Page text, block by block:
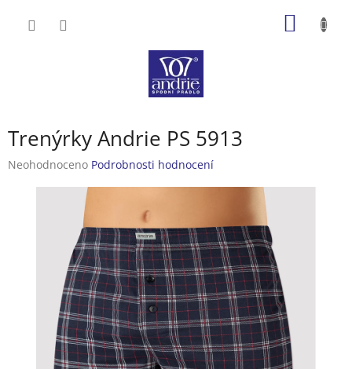
Trenýrky Andrie PS 5913
Průměrné
Neohodnoceno Podrobnosti hodnocení